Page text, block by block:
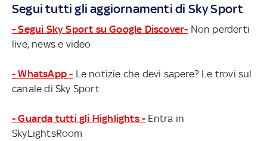
Segui tutti gli aggiornamenti di Sky Sport
- Segui Sky Sport su Google Discover- Non perderti
live, news e video
- WhatsApp - Le notizie che devi sapere? Le trovi sul
canale di Sky Sport
- Guarda tutti gli Highlights - Entra in
SkyLightsRoom